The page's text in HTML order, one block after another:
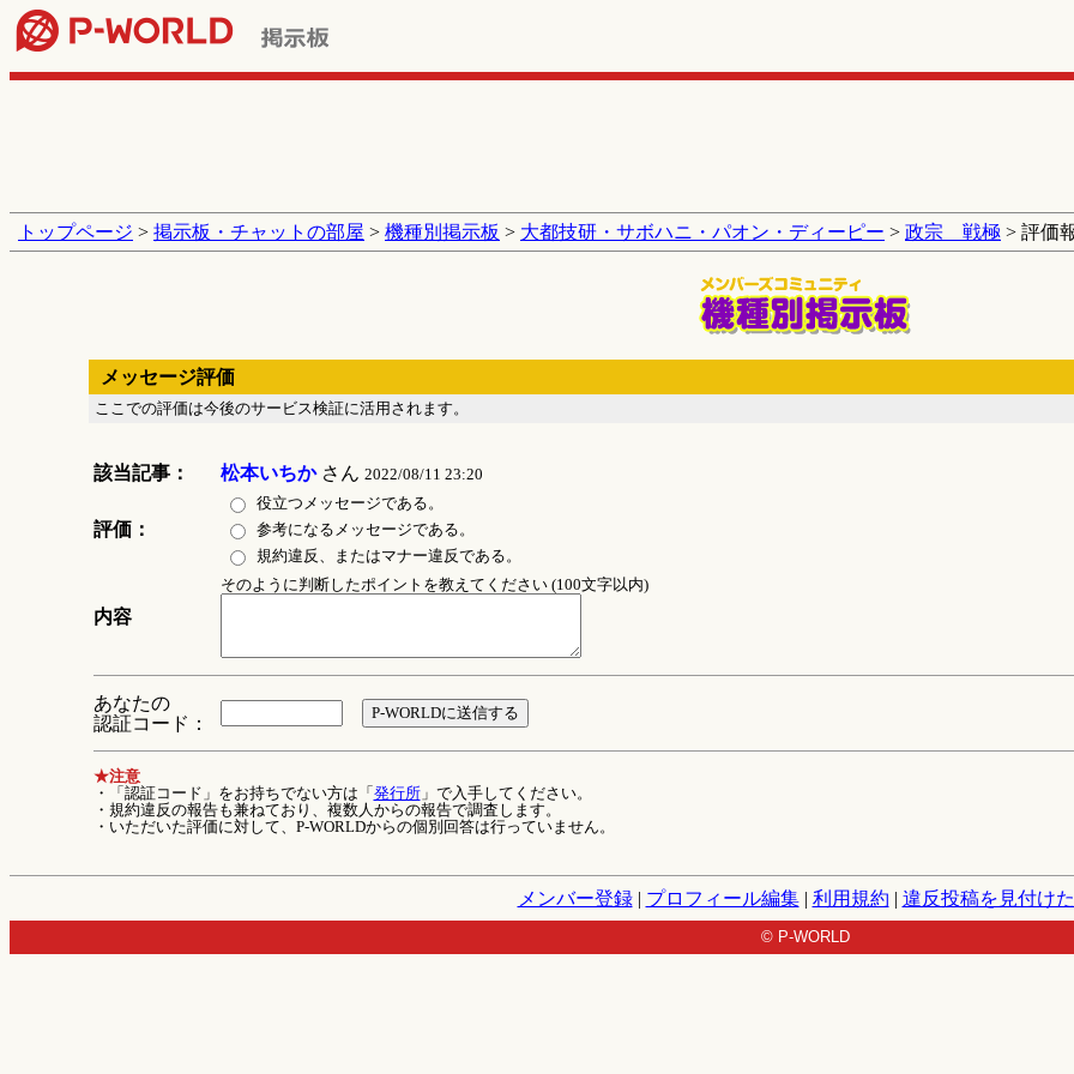
トップページ > 掲示板・チャットの部屋 > 機種別掲示板 > 大都技研・サボハニ・パオン・ディーピー > 政宗 戦極 > 評価
メッセージ評価
ここでの評価は今後のサービス検証に活用されます。
該当記事： 松本いちかさん 2022/08/11 23:20
評価：
役立つメッセージである。
参考になるメッセージである。
規約違反、またはマナー違反である。
内容
そのように判断したポイントを教えてください (100文字以内)
あなたの
認証コード：
★注意
・「認証コード」をお持ちでない方は「 発行所」で入手してください。
・規約違反の報告も兼ねており、複数人からの報告で調査します。
・いただいた評価に対して、P-WORLDからの個別回答は行っていません。
メンバー登録| プロフィール編集| 利用規約 | 違反投稿を見付け
© P-WORLD